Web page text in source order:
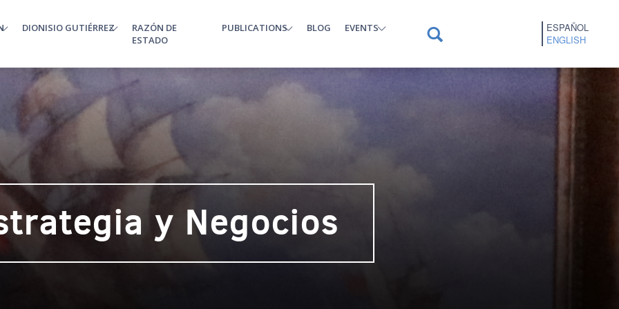
DIONISIO GUTIÉRREZ
RAZÓN DE
ESTADO
PUBLICATIONS BLOG EVENTS
ESPAÑOL
ENGLISH
y Negocios